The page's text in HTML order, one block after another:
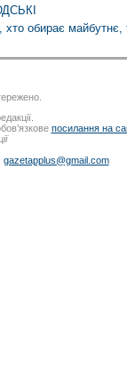
обирає майбутнє,
посилання на
gazetapplus@gmail.com